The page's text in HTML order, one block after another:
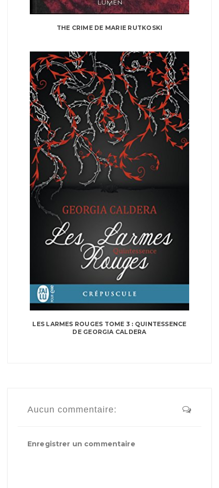
THE CRIME DE MARIE RUTKOSKI
LES LARMES ROUGES TOME 3 : QUINTESSENCE
DE GEORGIA CALDERA
Aucun commentaire:
Enregistrer un commentaire